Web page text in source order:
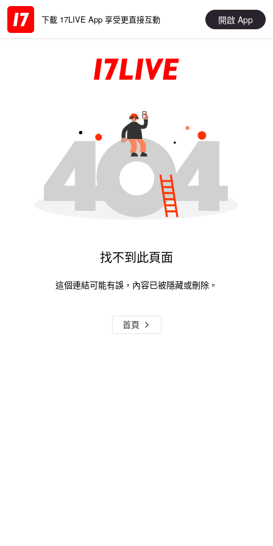
下載 17LIVE App 享受更直接互動 開啟 App
找不到此頁面
這個連結可能有誤，內容已被隱藏或刪除。
首頁